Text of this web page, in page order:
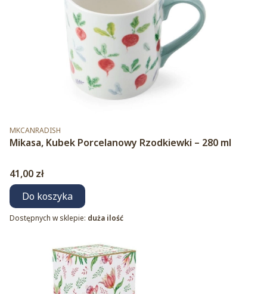
Kod produktu
MKCANRADISH
Mikasa, Kubek Porcelanowy Rzodkiewki – 280 ml
Cena
41,00 zł
Do koszyka
Dostępnych w sklepie: duża ilość